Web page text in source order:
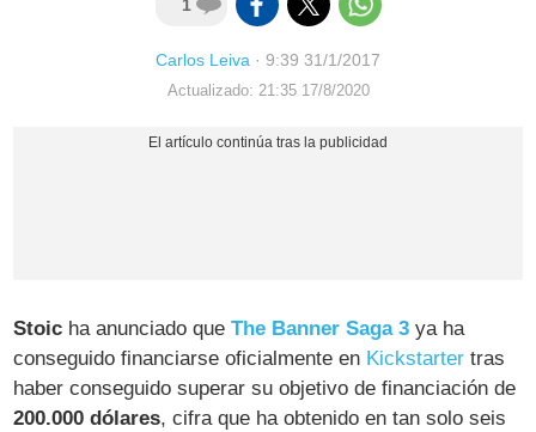
1
Carlos Leiva · 9:39 31/1/2017
Actualizado: 21:35 17/8/2020
Stoic ha anunciado queThe Banner Saga 3 ya ha
conseguido financiarse oficialmente en Kickstarter tras
haber conseguido superar su objetivo de financiación de
200.000 dólares, cifra que ha obtenido en tan solo seis